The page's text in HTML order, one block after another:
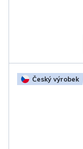
Český výrobek